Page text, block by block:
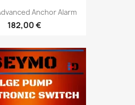
Anchor Alarm
182,00 €